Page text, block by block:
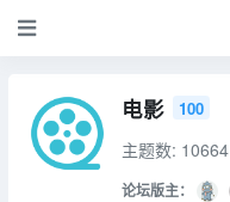
电影 100
主题数: 10664
论坛版主：